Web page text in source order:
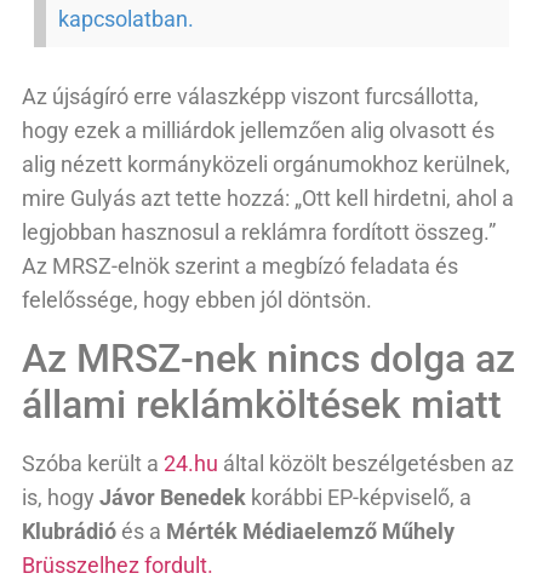
kapcsolatban.
Az újságíró erre válaszképp viszont furcsállotta,
hogy ezek a milliárdok jellemzően alig olvasott és
alig nézett kormányközeli orgánumokhoz kerülnek,
mire Gulyás azt tette hozzá: „Ott kell hirdetni, ahol a
legjobban hasznosul a reklámra fordított összeg.”
Az MRSZ-elnök szerint a megbízó feladata és
felelőssége, hogy ebben jól döntsön.
Az MRSZ-nek nincs dolga az
állami reklámköltések miatt
Szóba került a 24.hu által közölt beszélgetésben az
is, hogy Jávor Benedek korábbi EP-képviselő, a
Klubrádió és a Mérték Médiaelemző Műhely
Brüsszelhez fordult.